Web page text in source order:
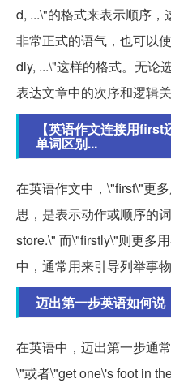
d, ...\"的格式来表示顺序
非常正式的语气，也可以
dly, ...\"这样的格式。无论
表达文章中的次序和逻辑关
【英语作文连接用
单词区别...
在英语作文中，\"first\"更
思，是表示动作或顺序的
store.\" 而\"firstly\"则更多
中，通常用来引导列举事
迈出第一步英语如何说
在英语中，迈出第一步通
\"或者\"get one\'s foot in